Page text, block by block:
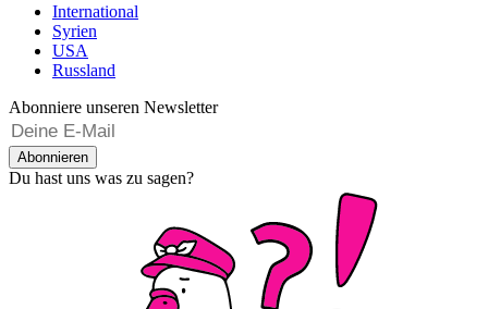
International
Syrien
USA
Russland
Abonniere unseren Newsletter
Abonnieren
Du hast uns was zu sagen?